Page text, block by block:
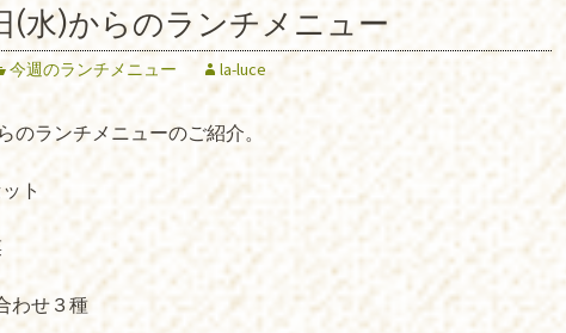
(水)からのランチメニュー
今週のランチメニュー la-luce
のランチメニューのご紹介。
ト
わせ３種